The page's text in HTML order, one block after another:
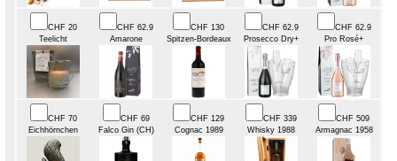
CHF 20
Teelicht
CHF 62.9
Amarone
CHF 130
Spitzen-Bordeaux
CHF 62.9
Prosecco Dry+
CHF 62.9
Pro Rosé+
CHF 70
Eichhörnchen
CHF 69
Falco Gin (CH)
CHF 129
Cognac 1989
CHF 339
Whisky 1988
CHF 509
Armagnac 1958